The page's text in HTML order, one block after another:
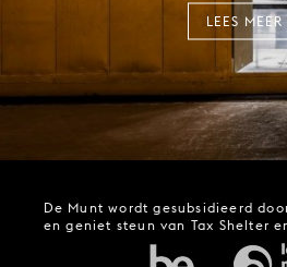
LEES MEER
De Munt wordt gesubsidieerd
en geniet steun van Tax Shelter